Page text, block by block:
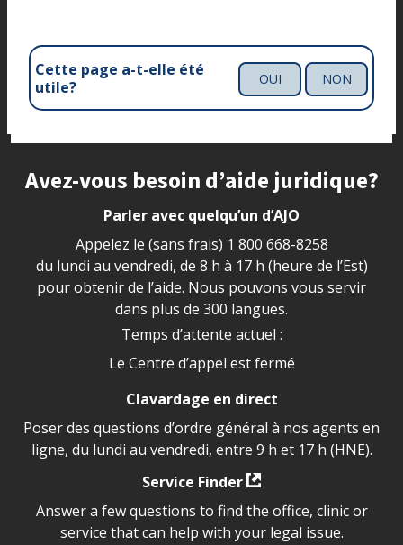
Cette page a-t-elle été
utile?
OUI NON
Site footer
Avez-vous besoin d’aide juridique?
Parler avec quelqu’un d’AJO
Appelez le (sans frais) 1 800 668-8258
du lundi au vendredi, de 8 h à 17 h (heure de l’Est)
pour obtenir de l’aide. Nous pouvons vous servir
dans plus de 300 langues.
Temps d’attente actuel :
Le Centre d’appel est fermé
Clavardage en direct
Poser des questions d’ordre général à nos agents en
ligne, du lundi au vendredi, entre 9 h et 17 h (HNE).
Service Finder
Answer a few questions to find the office, clinic or
service that can help with your legal issue.